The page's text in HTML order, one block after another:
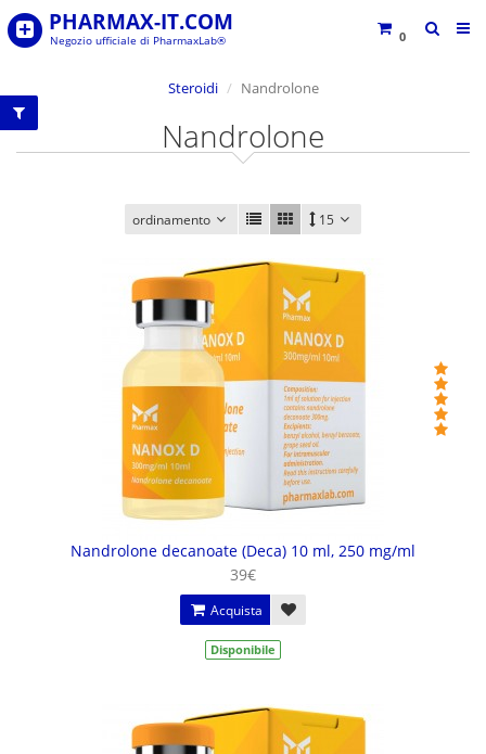
0
PHARMAX-IT.COM
Negozio ufficiale di PharmaxLab®
Steroidi Nandrolone
Nandrolone
ordinamento 15
Nandrolone decanoate (Deca) 10 ml, 250 mg/ml
39€
Acquista
Disponibile